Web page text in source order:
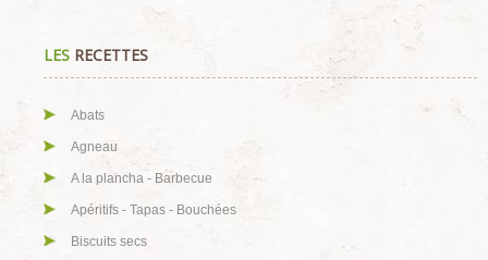
LES RECETTES
Abats
Agneau
A la plancha - Barbecue
Apéritifs - Tapas - Bouchées
Biscuits secs